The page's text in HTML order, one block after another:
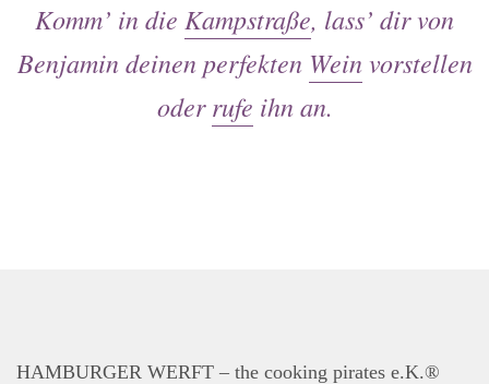
Events
Kontakt
Komm’ in die Kampstraße, lass’ dir von
Benjamin deinen perfekten Weinvorstellen
oderrufe ihn an.
HAMBURGER WERFT – the cooking pirates e.K.®